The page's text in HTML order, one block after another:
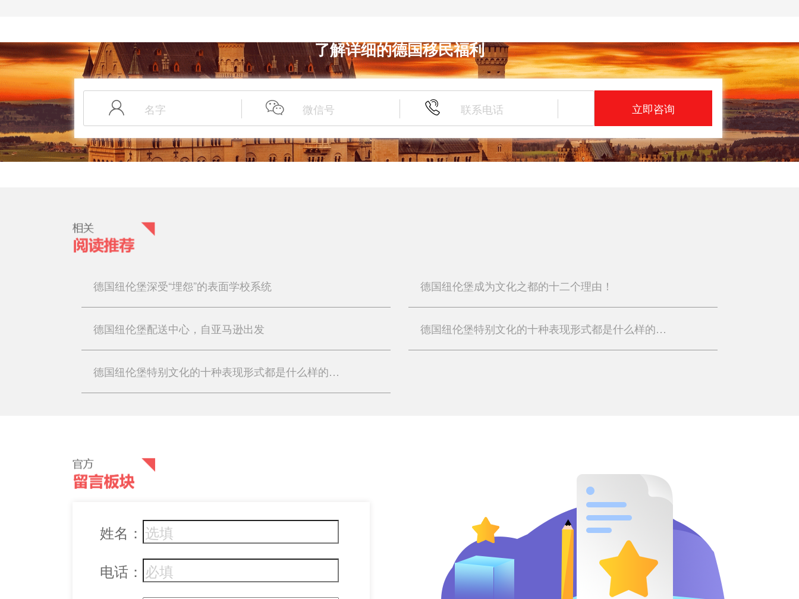
了解详细的德国移民福利
立即咨询
德国纽伦堡深受“埋怨”的表面学校系统 德国纽伦堡成为文化之都的十二个理由！
德国纽伦堡配送中心，自亚马逊出发 德国纽伦堡特别文化的十种表现形式都是什么样的？（下）
德国纽伦堡特别文化的十种表现形式都是什么样的？（上）
姓名：
电话：